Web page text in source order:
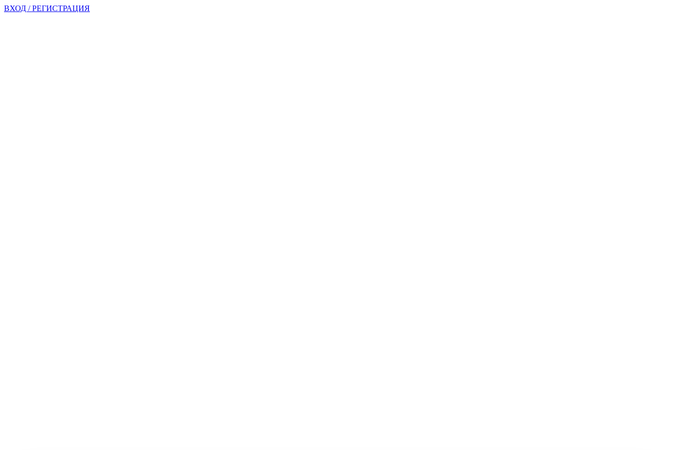
ВХОД / РЕГИСТРАЦИЯ